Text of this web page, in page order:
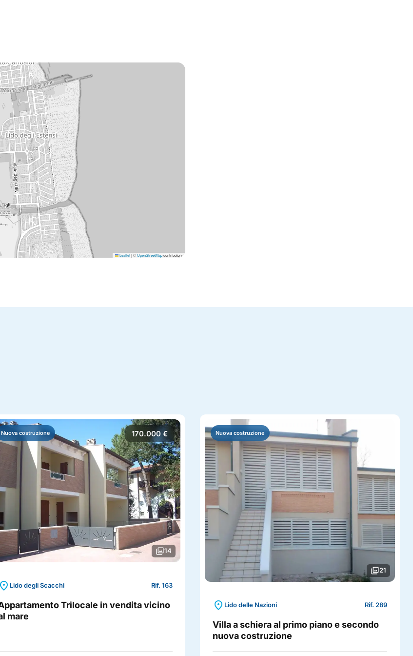
Leaflet|©OpenStreetMapcontributors
Nuova costruzione
photo_library14
170.000 €
location_on Lido degli Scacchi Rif. 163
Trilocale in vendita vicino
mare
Nuova costruzione
photo_library21
location_on Lido delle Nazioni Rif. 289
Villa a schiera al primo piano e secondo
nuova costruzione